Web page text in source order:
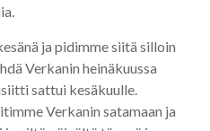
ja pidimme siitä silloin
Verkanin heinäkuussa
sattui kesäkuulle.
Verkanin satamaan ja